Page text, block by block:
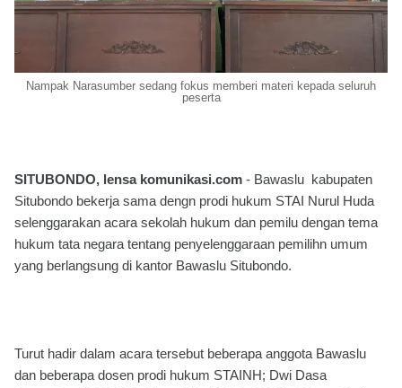
Nampak Narasumber sedang fokus memberi materi kepada seluruh
peserta
SITUBONDO, lensa komunikasi.com - Bawaslu kabupaten
Situbondo bekerja sama dengn prodi hukum STAI Nurul Huda
selenggarakan acara sekolah hukum dan pemilu dengan tema
hukum tata negara tentang penyelenggaraan pemilihn umum
yang berlangsung di kantor Bawaslu Situbondo.
Turut hadir dalam acara tersebut beberapa anggota Bawaslu
dan beberapa dosen prodi hukum STAINH; Dwi Dasa